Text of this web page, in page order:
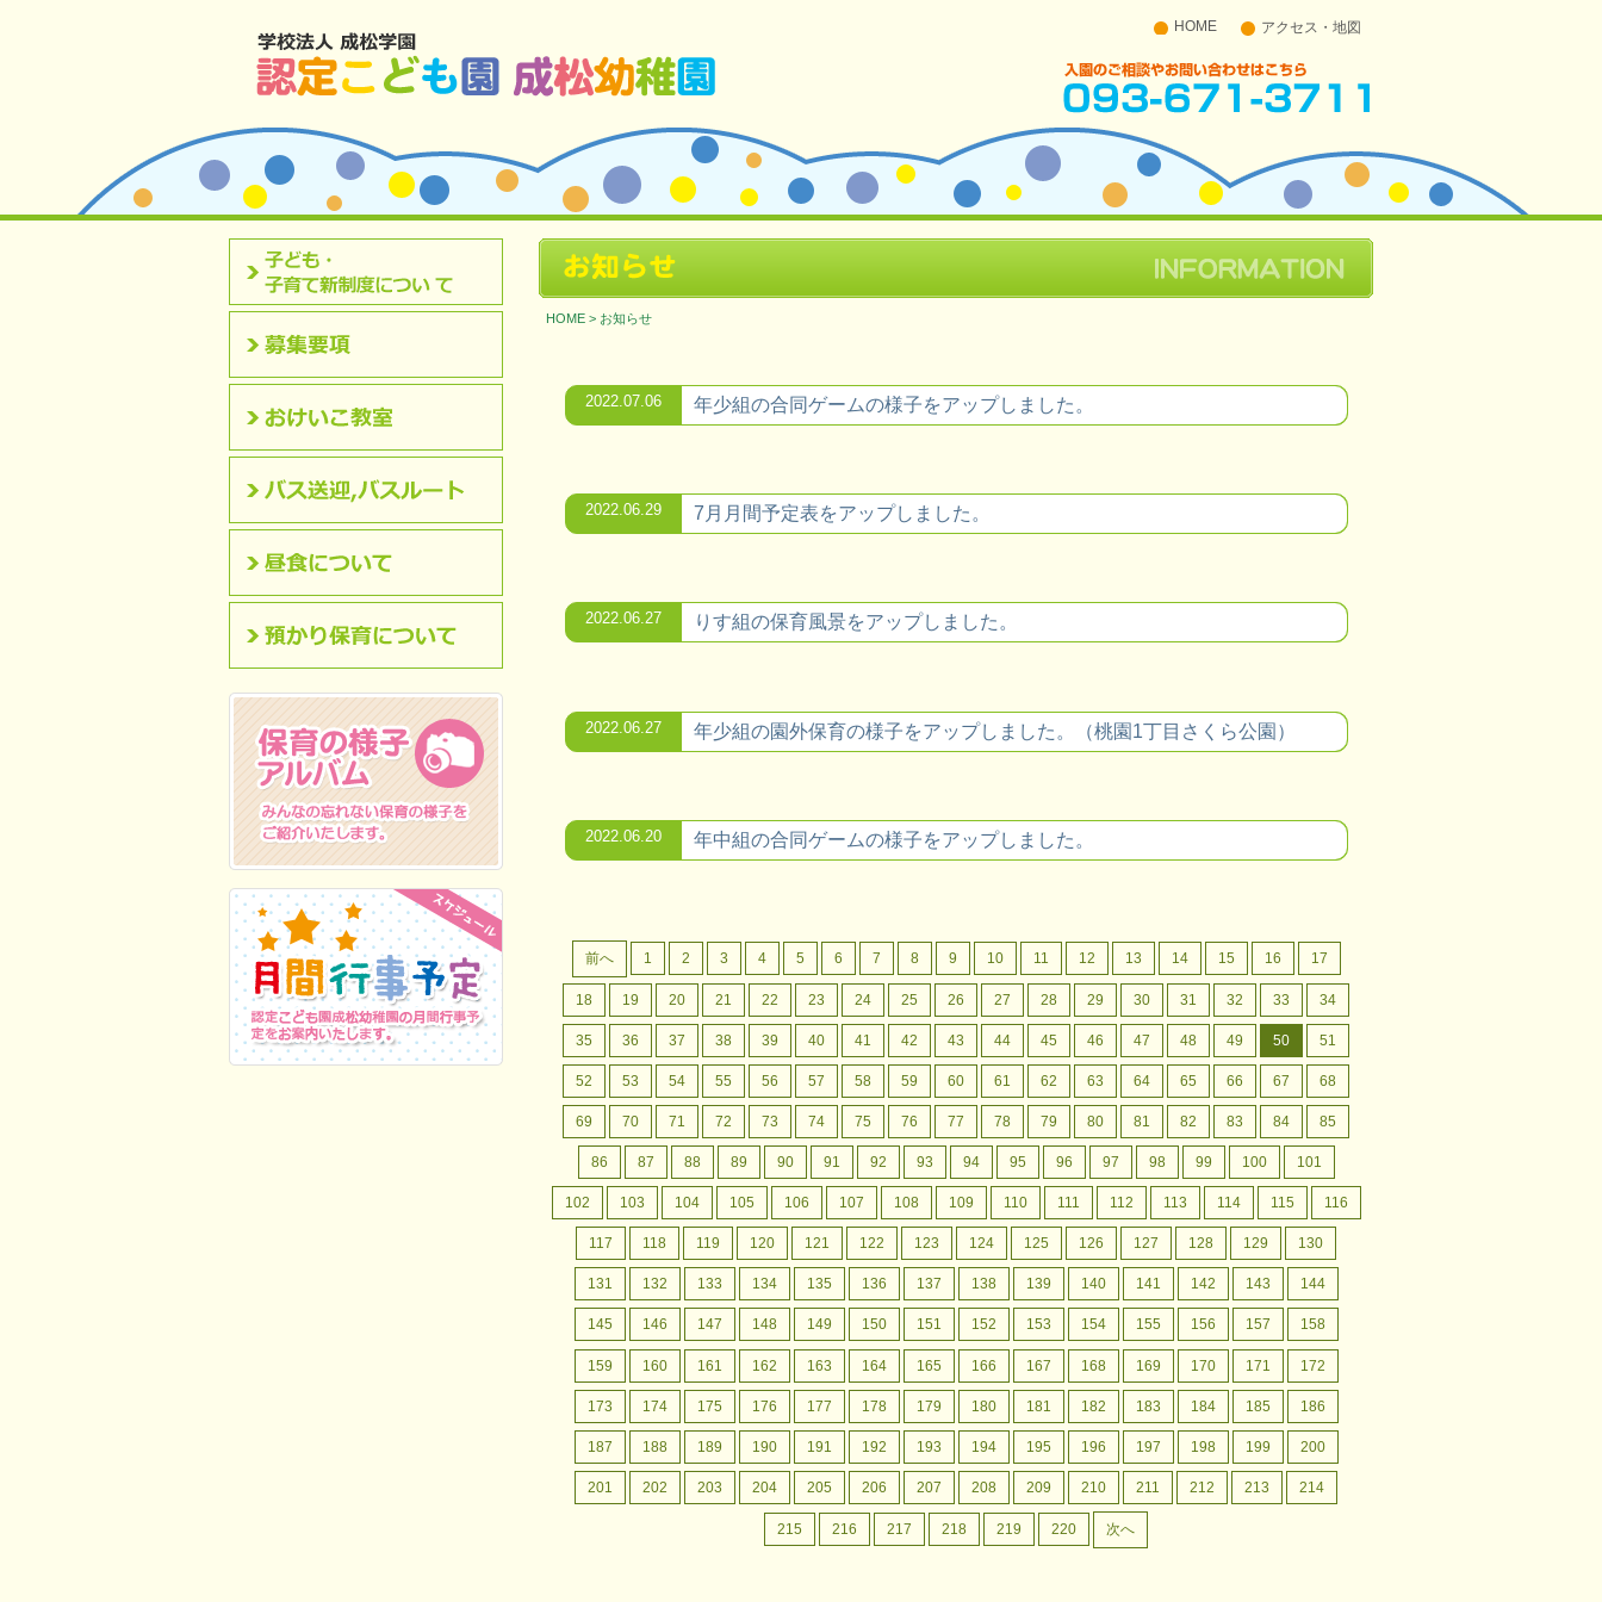
HOME アクセス・地図
入園のご相談やお問い合わせはこちら 093-671-
HOME> お知らせ
2022.07.06 年少組の合同ゲームの様子をアップしました。
2022.06.29 7月月間予定表をアップしました。
2022.06.27 りす組の保育風景をアップしました。
2022.06.27 年少組の園外保育の様子をアップしました。（桃園1丁目さくら公園）
2022.06.20 年中組の合同ゲームの様子をアップしました。
前へ 1 2 3 4 5 6 7 8 9 10 11 12 13 14 15 16 17
18 19 20 21 22 23 24 25 26 27 28 29 30 31 32 33 34
35 36 37 38 39 40 41 42 43 44 45 46 47 48 49 50 51
52 53 54 55 56 57 58 59 60 61 62 63 64 65 66 67 68
69 70 71 72 73 74 75 76 77 78 79 80 81 82 83 84 85
86 87 88 89 90 91 92 93 94 95 96 97 98 99 100 101
102 103 104 105 106 107 108 109 110 111 112 113 114 115 116
117 118 119 120 121 122 123 124 125 126 127 128 129 130
131 132 133 134 135 136 137 138 139 140 141 142 143 144
145 146 147 148 149 150 151 152 153 154 155 156 157 158
159 160 161 162 163 164 165 166 167 168 169 170 171 172
173 174 175 176 177 178 179 180 181 182 183 184 185 186
187 188 189 190 191 192 193 194 195 196 197 198 199 200
201 202 203 204 205 206 207 208 209 210 211 212 213 214
215 216 217 218 219 220 次へ
認定こども園について
募集要項
おけいこ教室
バス送迎,バスルート
昼食について
育の様子をご紹介いたします。